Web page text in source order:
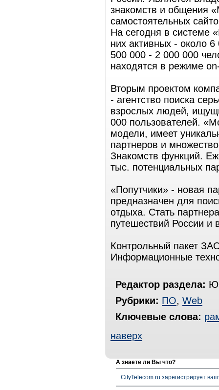
знакомств и общения
самостоятельных
На сегодня в системе
них активных - около
500 000 - 2 000 000
находятся в режиме
Вторым проектом
- агентство поиска
взрослых людей,
000 пользователей.
модели, имеет
партнеров и
Знакомств функций.
тыс. потенциальных
«Попутчики» - новая
предназначен для
отдыха. Стать
путешествий России и
Контрольный пакет
Информационные
Редактор раздела:
Рубрики: ПО, Web
Ключевые слова:
наверх
А знаете ли Вы что?
CityTelecom.ru зарегистрирует